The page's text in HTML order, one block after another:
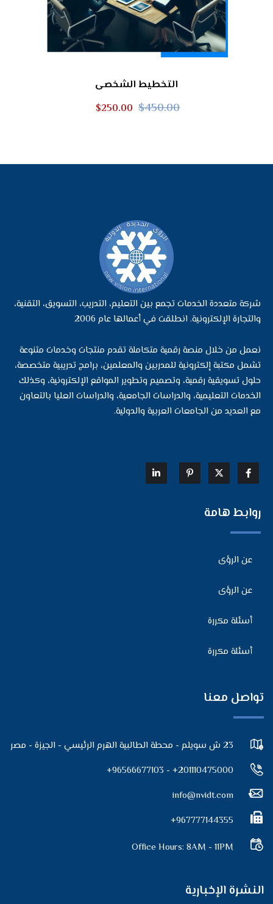
التخطيط الشخصى
$450.00
السعر
$450.00.
$250.00
$250.00.
شركة متعددة الخدمات تجمع بين التعليم، التدريب، التسويق، التقنية،
والتجارة الإلكترونية. انطلقت في أعمالها عام 2006
نعمل من خلال منصة رقمية متكاملة تقدم منتجات وخدمات متنوعة
تشمل مكتبة إلكترونية للمدربين والمعلمين، برامج تدريبية متخصصة،
حلول تسويقية رقمية، وتصميم وتطوير المواقع الإلكترونية، وكذلك
الخدمات التعليمية، والدراسات الجامعية، والدراسات العليا بالتعاون
مع العديد من الجامعات العربية والدولية.
روابط هامة
عن الرؤى
عن الرؤى
أسئلة مكررة
أسئلة مكررة
تواصل معنا
23 ش سويلم - محطة الطالبية الهرم الرئيسي - الجيزة - مصر
201110475000+ - 96566677103+
info@nvidt.com
967777144355+
Office Hours: 8AM - 11PM
النشرة الإخبارية